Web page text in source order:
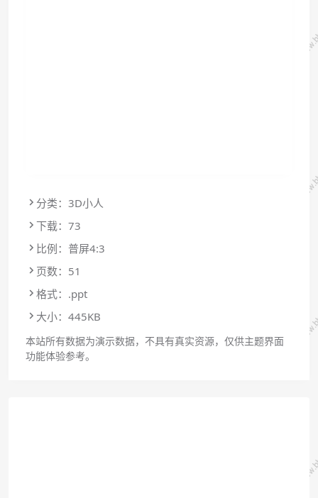
分类：3D小人
下载：73
比例：普屏4:3
页数：51
格式：.ppt
大小：445KB
本站所有数据为演示数据，不具有真实资源，仅供主题界面
功能体验参考。